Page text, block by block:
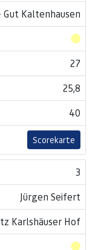
Kaltenhausen
27
25,8
40
Scorekarte
3
Jürgen Seifert
Karlshäuser Hof